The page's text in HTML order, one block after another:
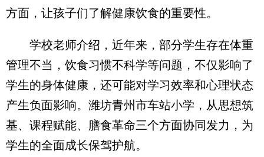
方面，让孩子们了解健康饮食的重要性。
学校老师介绍，近年来，部分学生存在体重
管理不当，饮食习惯不科学等问题，不仅影响了
学生的身体健康，还可能对学习效率和心理状态
产生负面影响。潍坊青州市车站小学，从思想筑
基、课程赋能、膳食革命三个方面协同发力，为
学生的全面成长保驾护航。